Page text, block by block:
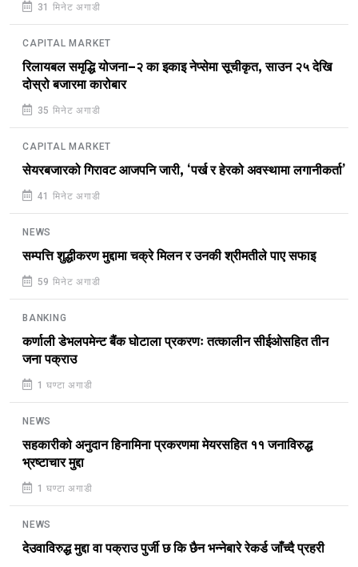
31 मिनेट अगाडी
CAPITAL MARKET
रिलायबल समृद्धि योजना–२ का इकाइ नेप्सेमा सूचीकृत, साउन २५ देखि
दोस्रो बजारमा कारोबार
35 मिनेट अगाडी
CAPITAL MARKET
सेयरबजारको गिरावट आजपनि जारी, ‘पर्ख र हेरको अवस्थामा लगानीकर्ता’
41 मिनेट अगाडी
NEWS
सम्पत्ति शुद्धीकरण मुद्दामा चक्रे मिलन र उनकी श्रीमतीले पाए सफाइ
59 मिनेट अगाडी
BANKING
कर्णाली डेभलपमेन्ट बैंक घोटाला प्रकरणः तत्कालीन सीईओसहित तीन
जना पक्राउ
1 घण्टा अगाडी
NEWS
सहकारीको अनुदान हिनामिना प्रकरणमा मेयरसहित ११ जनाविरुद्ध
भ्रष्टाचार मुद्दा
1 घण्टा अगाडी
NEWS
देउवाविरुद्ध मुद्दा वा पक्राउ पुर्जी छ कि छैन भन्नेबारे रेकर्ड जाँच्दै प्रहरी